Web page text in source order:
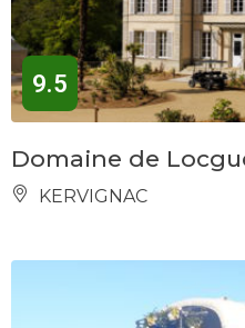
9.5
Domaine de
KERVIGNAC